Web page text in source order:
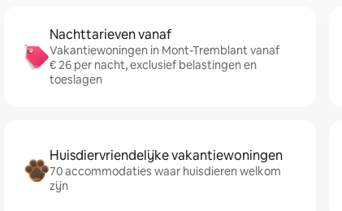
Nachttarieven vanaf
Vakantiewoningen in Mont-Tremblant vanaf
€ 26 per nacht, exclusief belastingen en
toeslagen
Huisdiervriendelijke vakantiewoningen
70 accommodaties waar huisdieren welkom
zijn